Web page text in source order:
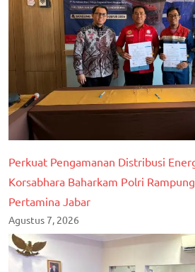
Perkuat Pengamanan Distribusi
Korsabhara Baharkam Polri
Pertamina Jabar
Agustus 7, 2026